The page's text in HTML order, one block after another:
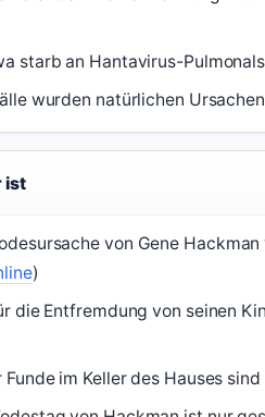
starb an Hantavirus-
wurden natürlichen
ist
von Gene
)
die Entfremdung von seinen
im Keller des Hauses